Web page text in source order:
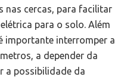
nas cercas, para facilitar
para o solo. Além
importante interromper a
a depender da
a possibilidade da